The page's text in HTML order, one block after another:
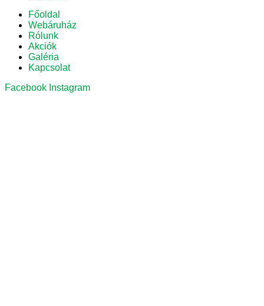
Főoldal
Webáruház
Rólunk
Akciók
Galéria
Kapcsolat
Facebook Instagram